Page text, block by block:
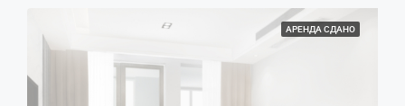
АРЕНДА СДАНО